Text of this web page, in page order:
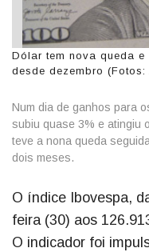
Dólar tem nova queda
desde dezembro
Num dia de ganhos para
subiu quase 3% e atingiu
teve a nona queda
dois meses.
O índice Ibovespa,
feira (30) aos
O indicador foi